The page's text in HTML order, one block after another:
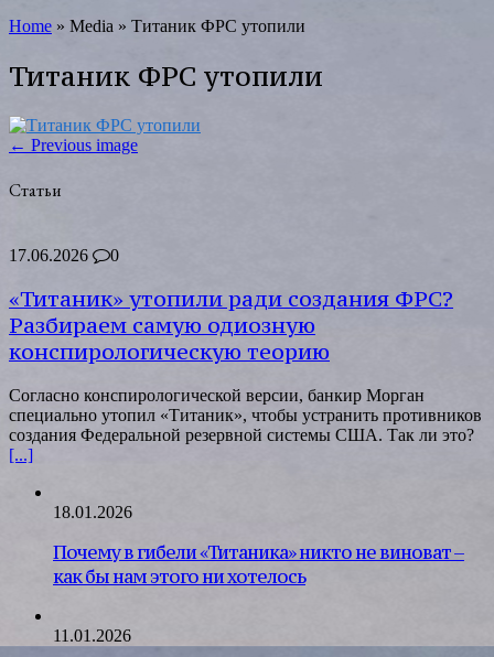
Home » Media » Титаник ФРС утопили
Титаник ФРС утопили
← Previous image
Статьи
17.06.2026 0
«Титаник» утопили ради создания ФРС?
Разбираем самую одиозную
конспирологическую теорию
Согласно конспирологической версии, банкир Морган
специально утопил «Титаник», чтобы устранить противников
создания Федеральной резервной системы США. Так ли это?
[...]
18.01.2026
Почему в гибели «Титаника» никто не виноват –
как бы нам этого ни хотелось
11.01.2026